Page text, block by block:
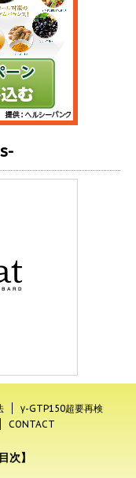
γ-GTP150超要再検
CONTACT
次】